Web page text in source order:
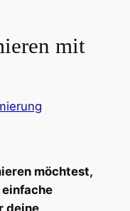
mit
möchtest,
deine